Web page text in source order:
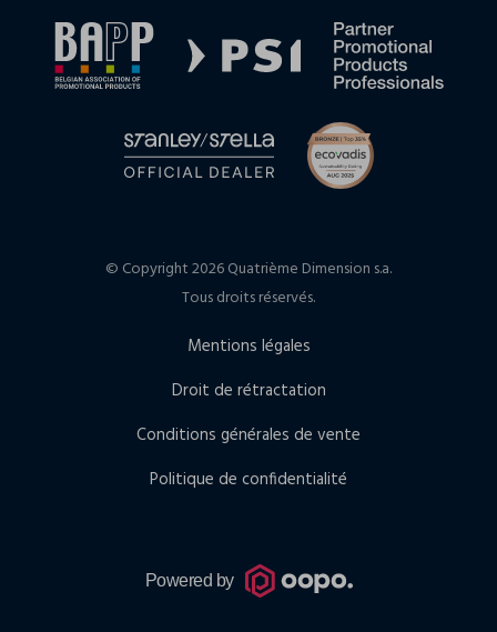
© Copyright 2026 Quatrième Dimension s.a.
Tous droits réservés.
Mentions légales
Droit de rétractation
Conditions générales de vente
Politique de confidentialité
Powered by